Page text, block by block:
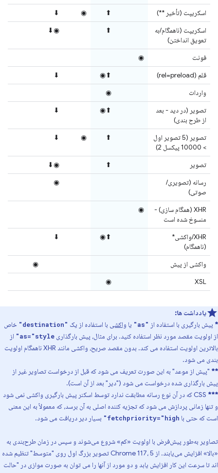
اسکریپت (تأخیر **) ⬆
◉
⬇
اسکریپت (ناهمگام/به
تعویق انداختن)
⬆
◉⬇
فونت
◉
قلم (rel=preload)
⬆◉
⬇
واردات
◉
تصویر (در دید - بعد
از طرح بندی)
⬆◉
⬇
تصویر (5 تصویر اول
> 10000 پیکسل 2)
⬆
◉
⬇
تصویر ⬆
◉⬇
رسانه (تصویری/
صوتی)
◉
XHR (همگام سازی) -
منسوخ شده است
◉
XHR/واکشی*
(ناهمگام)
⬆◉
⬇
واکشی از پیش
◉
XSL
◉
یادداشت ها:
* پیش بارگیری با استفاده از "as" یا واکشی با استفاده از یک "destination"
خاص
از اولویت مقصد مورد نظر استفاده کنید. برای مثال، پیش بارگذاری as="style"
از
بالاترین اولویت استفاده می کند. بدون مقصد صریح، واکشی مانند XHR ناهمگام اولویت
بندی می شود.
** "پیش از موعد" به این صورت تعریف می شود که قبل از درخواست تصاویر غیر از
پیش بارگذاری شده درخواست می شود ("دیر" بعد از آن است).
***
CSS که در آن نوع رسانه مطابقت ندارد توسط اسکنر پیش بارگیری واکشی نمی شود
و تنها زمانی پردازش می شود که تجزیه کننده اصلی به آن برسد، که معمولاً به این معنی
است که حتی با fetchpriority="high" بسیار دیر دریافت می شود.
تصاویر به‌طور پیش‌فرض با اولویت «کم» شروع می‌شوند و سپس در زمان طرح‌بندی به
«بالا» افزایش می‌یابند. از Chrome 117، 5 تصویر بزرگ اول روی "متوسط" تنظیم شده
اند تا سرعت این کار افزایش یابد و دو مورد از آنها را می توان به صورت موازی در "حالت